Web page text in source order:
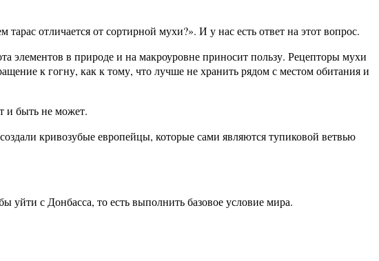
отличается от сортирной мухи?». И у нас есть ответ на этот вопрос.
элементов в природе и на макроуровне приносит пользу. Рецепторы мухи
к гогну, как к тому, что лучше не хранить рядом с местом обитания и
и быть не может.
кривозубые европейцы, которые сами являются тупиковой ветвью
уйти с Донбасса, то есть выполнить базовое условие мира.